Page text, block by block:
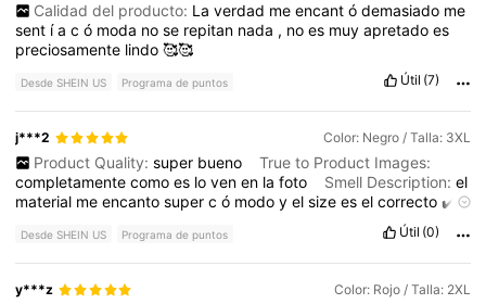
Calidad del producto: La verdad me encant ó demasiado me
sent íacó moda nose repitan nada , noes muyapretadoes
preciosamente lindo🥰🥰
Desde SHEIN US Programa de puntos Útil (7)
j***2 Color: Negro / Talla: 3XL
Product Quality: super bueno
True to Product Images:
completamentecomoes lovenen lafoto Smell Description:el
material meencantosupercó modoyelsizeeselcorrecto✔️
gancho
todavíanolo eusadoperoya éusando 🥰
Desde SHEIN US Programa de puntos Útil (0)
y***z Color: Rojo / Talla: 2XL